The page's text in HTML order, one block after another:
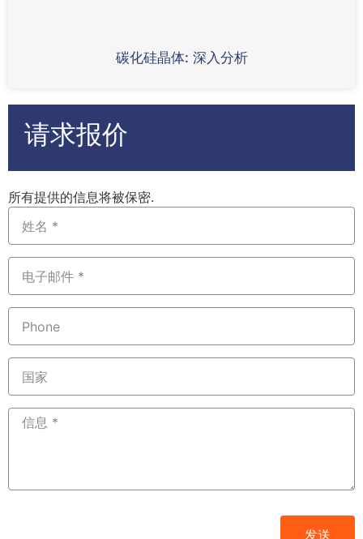
碳化硅晶体: 深入分析
请求报价
所有提供的信息将被保密.
发送